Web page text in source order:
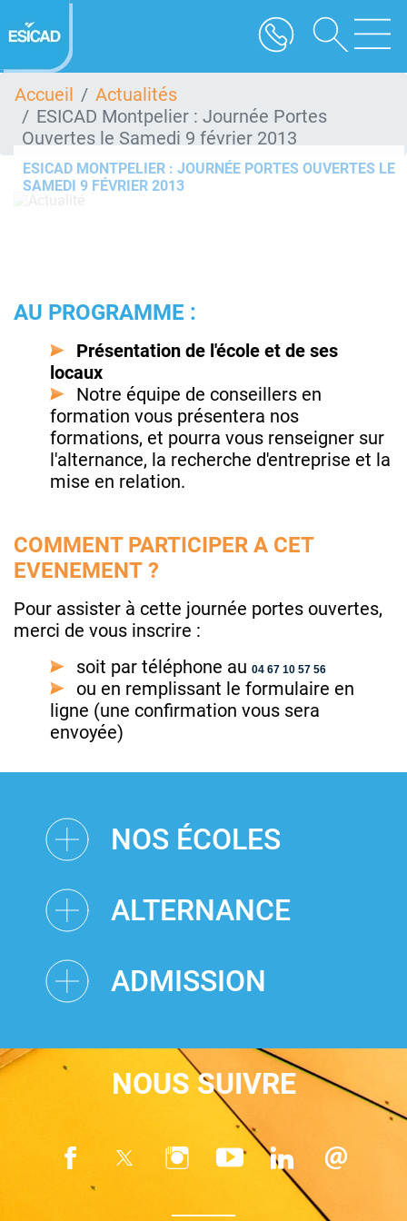
au
contenu
Accueil
Actualités
ESICAD Montpelier : Journée Portes
Ouvertes le Samedi 9 février 2013
ESICAD MONTPELIER : JOURNÉE PORTES OUVERTES LE
SAMEDI 9 FÉVRIER 2013
AU PROGRAMME :
Présentation de l'école et de ses
locaux
Notre équipe de conseillers en
formation vous présentera nos
formations, et pourra vous renseigner sur
l'alternance, la recherche d'entreprise et la
mise en relation.
COMMENT PARTICIPER A CET
EVENEMENT ?
Pour assister à cette journée portes ouvertes,
merci de vous inscrire :
soit par téléphone au 04 67 10 57 56
ou en remplissant le formulaire en
ligne (une confirmation vous sera
envoyée)
NOS ÉCOLES
ALTERNANCE
ADMISSION
NOUS SUIVRE